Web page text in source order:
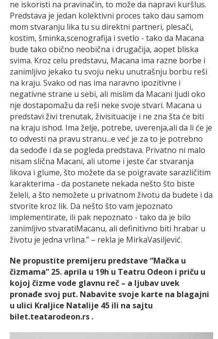
ne iskoristi na pravinačin, to može da napravi kuršlus.
Predstava je jedan kolektivni proces tako dau samom
mom stvaranju lika tu su direktni partneri, plesači,
kostim, šminka,scenografija i svetlo - tako da Macana
bude tako obično neobična i drugačija, aopet bliska
svima. Kroz celu predstavu, Macana ima razne borbe i
zanimljivo jekako tu svoju neku unutrašnju borbu reši
na kraju. Svako od nas ima naravno ipozitivne i
negativne strane u sebi, ali mislim da Macani ljudi oko
nje dostapomažu da reši neke svoje stvari. Macana u
predstavi živi trenutak, živisituacije i ne zna šta će biti
na kraju ishod. Ima želje, potrebe, uverenja,ali da li će je
to odvesti na pravu stranu...e već je za to je potrebno
da sedođe i da se pogleda predstava. Privatno ni malo
nisam slična Macani, ali utome i jeste čar stvaranja
likova i glume, što možete da se poigravate sarazličitim
karakterima - da postanete nekada nešto što biste
želeli, a što nemožete u privatnom životu da budete i da
stvorite kroz lik. Da nešto što vam jepoznato
implementirate, ili pak nepoznato - tako da je bilo
zanimljivo stvaratiMacanu, ali definitivno biti hrabar u
životu je jedna vrlina.” – rekla je MirkaVasiljević.
Ne propustite premijeru predstave “Mačka u
čizmama” 25. aprila u 19h u Teatru Odeon i priču u
kojoj čizme vode glavnu reč – a ljubav uvek
pronađe svoj put. Nabavite svoje karte na blagajni
u ulici Kraljice Natalije 45 ili na sajtu
bilet.teatarodeon.rs .